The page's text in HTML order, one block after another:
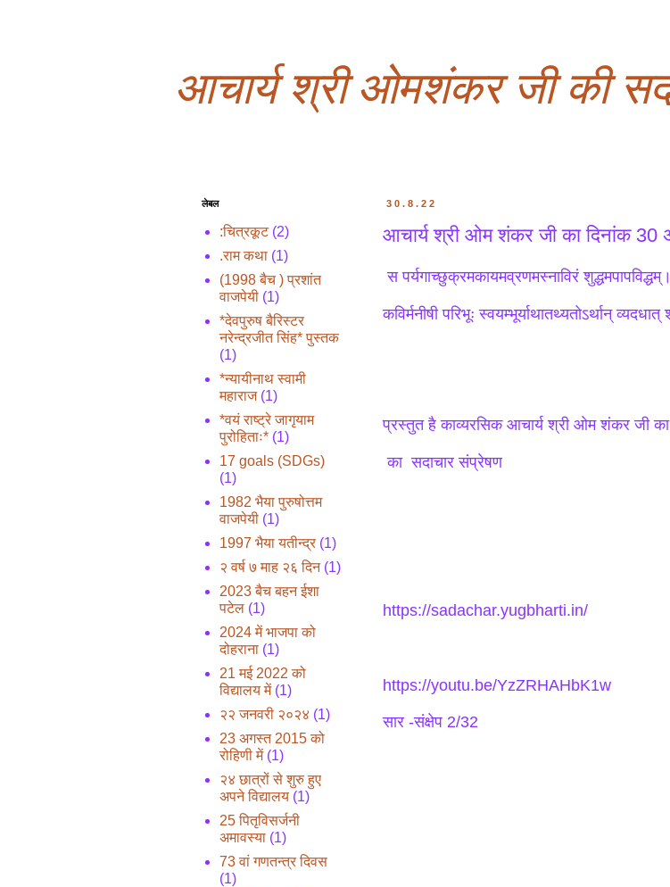
आचार्य श्री ओमशंकर जी की
30.8.22
आचार्य श्री ओम शंकर जी का दिनांक 30
स पर्यगाच्छुक्रमकायमव्रणमस्नाविरं शुद्धमपापविद्धम्‌।
कविर्मनीषी परिभूः स्वयम्भूर्याथातथ्यतोऽर्थान्‌
प्रस्तुत है काव्यरसिक आचार्य श्री ओम शंकर जी
का सदाचार संप्रेषण
https://sadachar.yugbharti.in/
https://youtu.be/YzZRHAHbK1w
सार -संक्षेप 2/32
लेबल
:चित्रकूट (2)
.राम कथा (1)
(1998 बैच ) प्रशांत
वाजपेयी (1)
*देवपुरुष बैरिस्टर
नरेन्द्रजीत सिंह* पुस्तक
(1)
*न्यायीनाथ स्वामी
महाराज (1)
*वयं राष्ट्रे जागृयाम
पुरोहिताः* (1)
17 goals (SDGs)
(1)
1982 भैया पुरुषोत्तम
वाजपेयी (1)
1997 भैया यतीन्द्र (1)
२ वर्ष ७ माह २६ दिन (1)
2023 बैच बहन ईशा
पटेल (1)
2024 में भाजपा को
दोहराना (1)
21 मई 2022 को
विद्यालय में (1)
२२ जनवरी २०२४ (1)
23 अगस्त 2015 को
रोहिणी में (1)
२४ छात्रों से शुरु हुए
अपने विद्यालय (1)
25 पितृविसर्जनी
अमावस्या (1)
73 वां गणतन्त्र दिवस
(1)